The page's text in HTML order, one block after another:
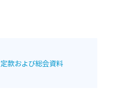
定款および総会資料